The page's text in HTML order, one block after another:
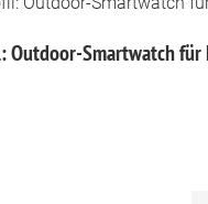
Outdoor-Smartwatch